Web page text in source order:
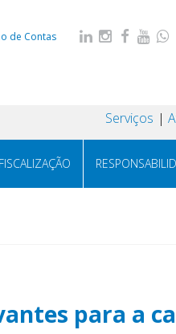
de Contas
Serviços
FISCALIZAÇÃO
para a